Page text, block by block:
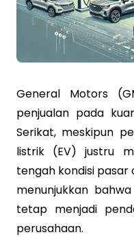
General Motors
penjualan pada
Serikat, meskipun
listrik (EV) justru
tengah kondisi
menunjukkan
tetap menjadi
perusahaan.